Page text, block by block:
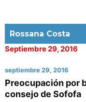
Rossana Costa
Septiembre 29, 2016
septiembre 29, 2016
Preocupación por
consejo de Sofofa